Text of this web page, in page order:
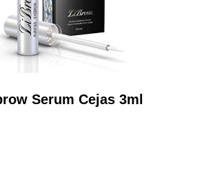
Serum Cejas 3ml